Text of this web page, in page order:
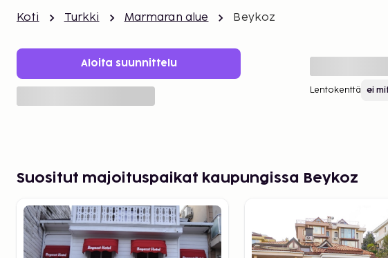
Koti Turkki Marmaran alue Beykoz
Aloita suunnittelu
Lentokenttä
Suositut majoituspaikat kaupungissa Beykoz